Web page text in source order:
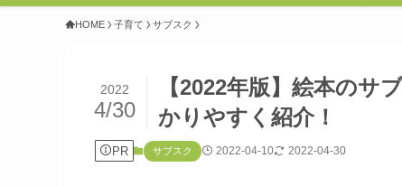
HOME 子育て サブスク
【2022年版】絵本のサ
かりやすく紹介！
2022
4/30
PR サブスク 2022-04-10 2022-04-30